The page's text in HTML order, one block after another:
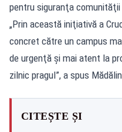
pentru siguranţa comunităţii
„Prin această iniţiativă a
concret către un campus
de urgenţă şi mai atent la
zilnic pragul”, a spus
CITEȘTE ȘI